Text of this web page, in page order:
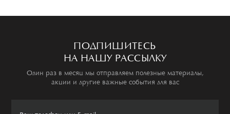
ПОДПИШИТЕСЬ
НА НАШУ РАССЫЛКУ
Один раз в месяц мы отправляем полезные материалы,
акции и другие важные события для вас